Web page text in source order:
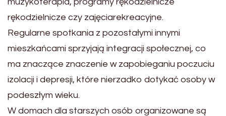
rękodzielnicze czy zajęciarekreacyjne.
Regularne spotkania z pozostałymi innymi
mieszkańcami sprzyjają integracji społecznej, co
ma znaczące znaczenie w zapobieganiu poczuciu
izolacji i depresji, które nierzadko dotykać osoby w
podeszłym wieku.
W domach dla starszych osób organizowane są